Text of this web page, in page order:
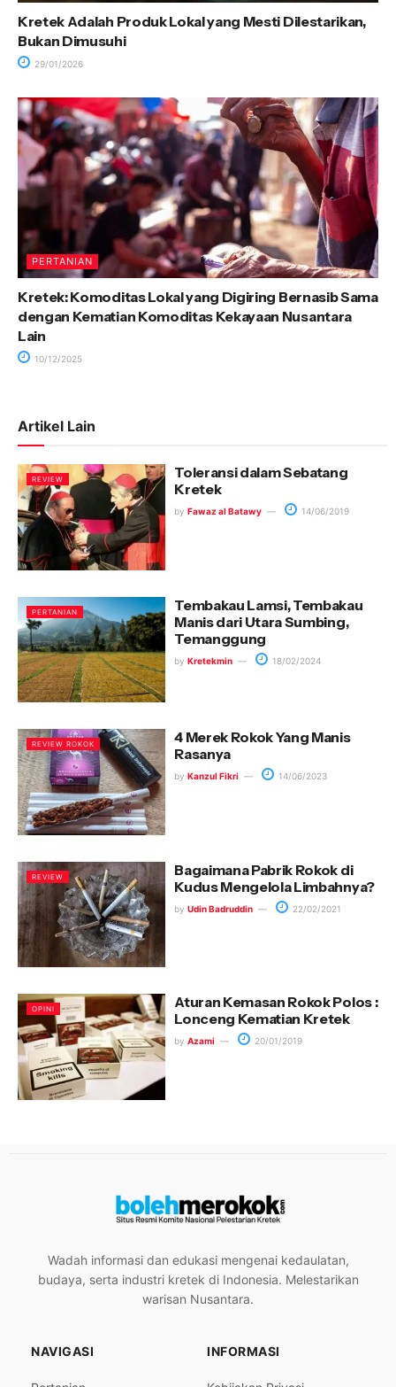
Kretek Adalah Produk Lokal yang Mesti Dilestarikan,
Bukan Dimusuhi
29/01/2026
PERTANIAN
Kretek: Komoditas Lokal yang Digiring Bernasib Sama
dengan Kematian Komoditas Kekayaan Nusantara
Lain
10/12/2025
Artikel Lain
REVIEW
Toleransi dalam Sebatang
Kretek
by Fawaz al Batawy 14/06/2019
PERTANIAN
Tembakau Lamsi, Tembakau
Manis dari Utara Sumbing,
Temanggung
by Kretekmin 18/02/2024
REVIEW ROKOK
4 Merek Rokok Yang Manis
Rasanya
by Kanzul Fikri 14/06/2023
REVIEW
Bagaimana Pabrik Rokok di
Kudus Mengelola Limbahnya?
by Udin Badruddin 22/02/2021
OPINI
Aturan Kemasan Rokok Polos :
Lonceng Kematian Kretek
by Azami 20/01/2019
Wadah informasi dan edukasi mengenai kedaulatan,
budaya, serta industri kretek di Indonesia. Melestarikan
warisan Nusantara.
NAVIGASI INFORMASI